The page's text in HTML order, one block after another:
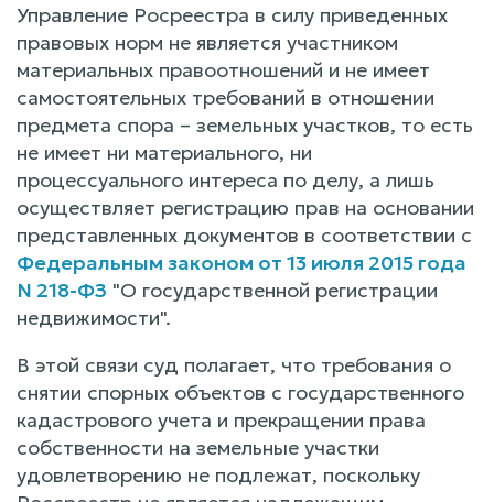
Управление Росреестра в силу приведенных
правовых норм не является участником
материальных правоотношений и не имеет
самостоятельных требований в отношении
предмета спора – земельных участков, то есть
не имеет ни материального, ни
процессуального интереса по делу, а лишь
осуществляет регистрацию прав на основании
представленных документов в соответствии с
Федеральным законом от 13 июля 2015 года
N 218-ФЗ "О государственной регистрации
недвижимости".
В этой связи суд полагает, что требования о
снятии спорных объектов с государственного
кадастрового учета и прекращении права
собственности на земельные участки
удовлетворению не подлежат, поскольку